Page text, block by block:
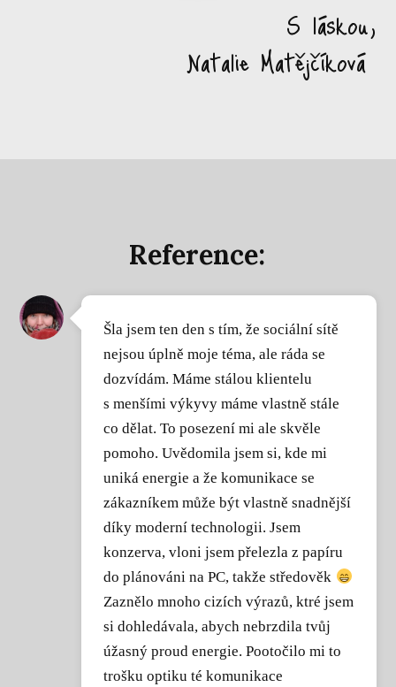
S láskou,
Natalie Matějčíková
Reference:
Šla jsem ten den s tím, že sociální sítě
nejsou úplně moje téma, ale ráda se
dozvídám. Máme stálou klientelu
s menšími výkyvy máme vlastně stále
co dělat. To posezení mi ale skvěle
pomoho. Uvědomila jsem si, kde mi
uniká energie a že komunikace se
zákazníkem může být vlastně snadnější
díky moderní technologii. Jsem
konzerva, vloni jsem přelezla z papíru
do plánováni na PC, takže středověk
Zaznělo mnoho cizích výrazů, ktré jsem
si dohledávala, abych nebrzdila tvůj
úžasný proud energie. Pootočilo mi to
trošku optiku té komunikace